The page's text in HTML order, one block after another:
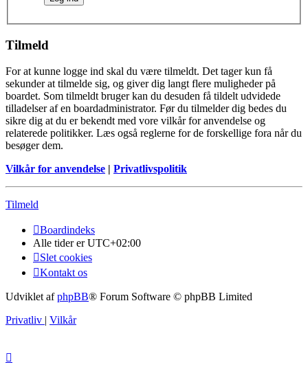
Tilmeld
For at kunne logge ind skal du være tilmeldt. Det tager kun få
sekunder at tilmelde sig, og giver dig langt flere muligheder på
boardet. Som tilmeldt bruger kan du desuden få tildelt udvidede
tilladelser af en boardadministrator. Før du tilmelder dig bedes du
sikre dig at du er bekendt med vore vilkår for anvendelse og
relaterede politikker. Læs også reglerne for de forskellige fora når du
besøger dem.
Vilkår for anvendelse | Privatlivspolitik
Tilmeld
Boardindeks
Alle tider erUTC+02:00
Slet cookies
Kontakt os
Udviklet afphpBB® Forum Software © phpBB Limited
Privatliv | Vilkår